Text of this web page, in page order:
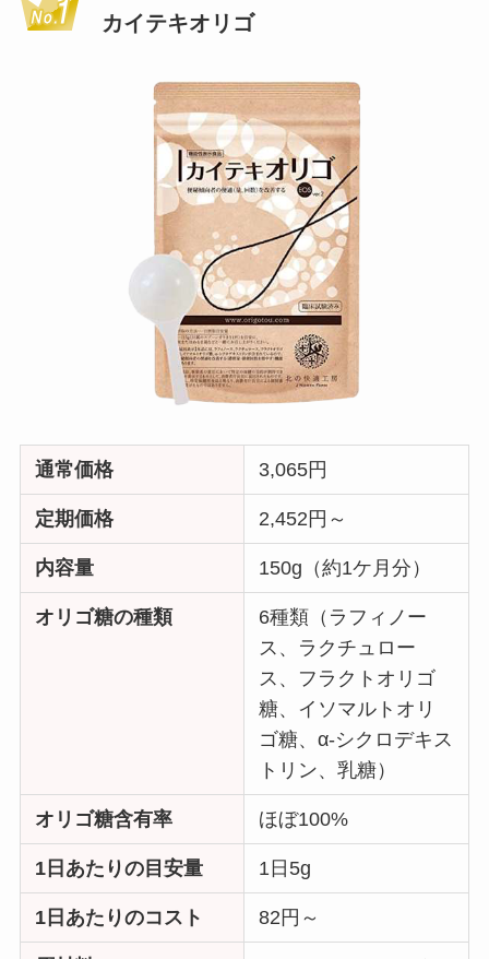
カイテキオリゴ
通常価格 3,065円
定期価格 2,452円～
内容量 150g（約1ケ月分）
オリゴ糖の種類
6種類（ラフィノー
ス、ラクチュロー
ス、フラクトオリゴ
糖、イソマルトオリ
ゴ糖、α-シクロデキス
トリン、乳糖）
オリゴ糖含有率 ほぼ100%
1日あたりの目安量 1日5g
1日あたりのコスト 82円～